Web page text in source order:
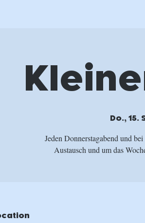
Do., 15.
Jeden Donnerstagabend und
Austausch und um das